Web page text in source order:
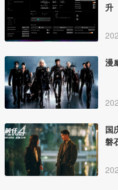
升
漫
国
磐